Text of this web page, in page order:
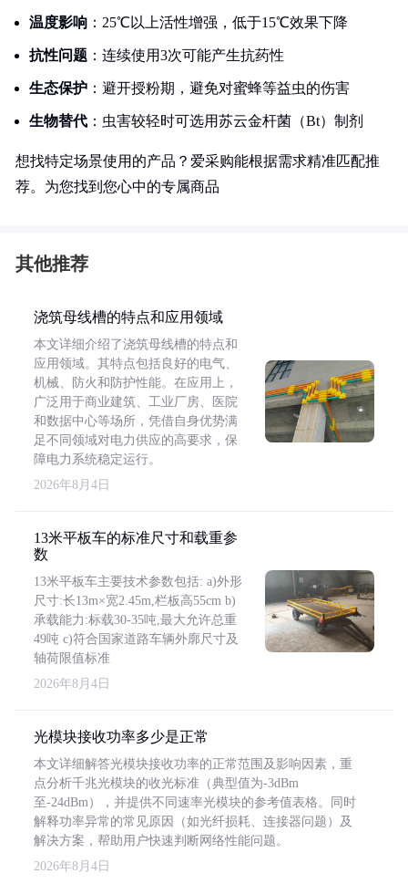
温度影响 ：25℃以上活性增强，低于15℃效果下降
抗性问题 ：连续使用3次可能产生抗药性
生态保护 ：避开授粉期，避免对蜜蜂等益虫的伤害
生物替代 ：虫害较轻时可选用苏云金杆菌（Bt）制剂
想找特定场景使用的产品？爱采购能根据需求精准匹配推
荐。为您找到您心中的专属商品
其他推荐
浇筑母线槽的特点和应用领域
本文详细介绍了浇筑母线槽的特点和
应用领域。其特点包括良好的电气、
机械、防火和防护性能。在应用上，
广泛用于商业建筑、工业厂房、医院
和数据中心等场所，凭借自身优势满
足不同领域对电力供应的高要求，保
障电力系统稳定运行。
2026年8月4日
13米平板车的标准尺寸和载重参
数
13米平板车主要技术参数包括: a)外形
尺寸:长13m×宽2.45m,栏板高55cm b)
承载能力:标载30-35吨,最大允许总重
49吨 c)符合国家道路车辆外廓尺寸及
轴荷限值标准
2026年8月4日
光模块接收功率多少是正常
本文详细解答光模块接收功率的正常范围及影响因素，重
点分析千兆光模块的收光标准（典型值为-3dBm
至-24dBm），并提供不同速率光模块的参考值表格。同时
解释功率异常的常见原因（如光纤损耗、连接器问题）及
解决方案，帮助用户快速判断网络性能问题。
2026年8月4日